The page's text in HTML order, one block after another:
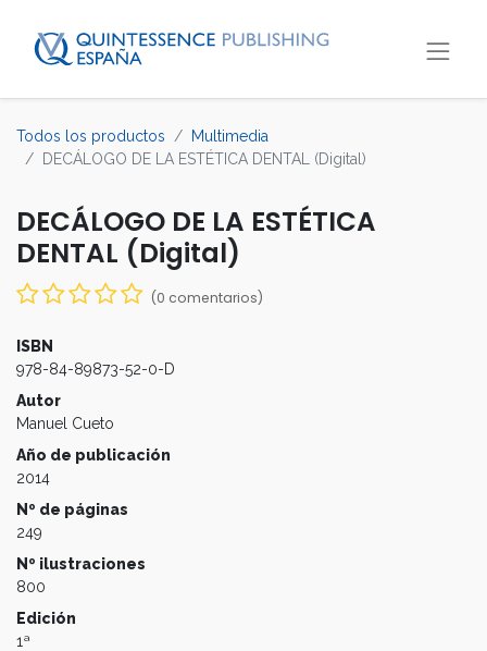
Todos los productos
Multimedia
DECÁLOGO DE LA ESTÉTICA DENTAL (Digital)
DECÁLOGO DE LA ESTÉTICA
DENTAL (Digital)
(0 comentarios)
ISBN
978-84-89873-52-0-D
Autor
Manuel Cueto
Año de publicación
2014
Nº de páginas
249
Nº ilustraciones
800
Edición
1ª